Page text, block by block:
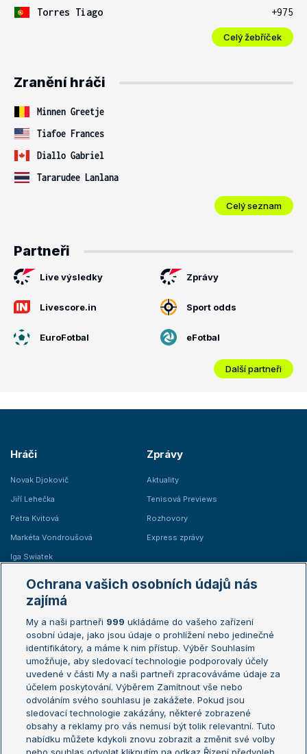
Torres Tiago
+975
Celý žebříček
Zranění hráči
Minnen Greetje
Tiafoe Frances
Diallo Gabriel
Tararudee Lanlana
Celý seznam
Partneři
Live výsledky Zprávy
Livescore.in Sport odds
EuroFotbal eFotbal
Další partneři
Hráči
Novak Djokovič
Jiří Lehečka
Petra Kvitová
Markéta Vondroušová
Iga Swiatek
Zprávy
Aktuality
Tenisová Previews
Rozhovory
Express zprávy
Žebříčky
Žebříček ATP (muži)
Žebříček WTA (ženy)
Sázkařský žebříček
Australian Open
French Open
Wimbledon
US Open
Turnaj mistrů
Turnaj mistryň
Aktualní trendy
Ochrana vašich osobních údajů nás
zajímá
My a naši partneři 999 ukládáme do vašeho zařízení
osobní údaje, jako jsou údaje o prohlížení nebo jedinečné
identifikátory, a máme k nim přístup. Výběr Souhlasím
umožňuje, aby sledovací technologie podporovaly účely
uvedené v části My a naši partneři zpracováváme údaje za
účelem poskytování. Výběrem Zamítnout vše nebo
odvoláním svého souhlasu je zakážete. Pokud jsou
sledovací technologie zakázány, některé zobrazené
obsahy a reklamy pro vás nemusí být tolik relevantní. Tuto
nabídku můžete kdykoli znovu zobrazit a změnit své volby